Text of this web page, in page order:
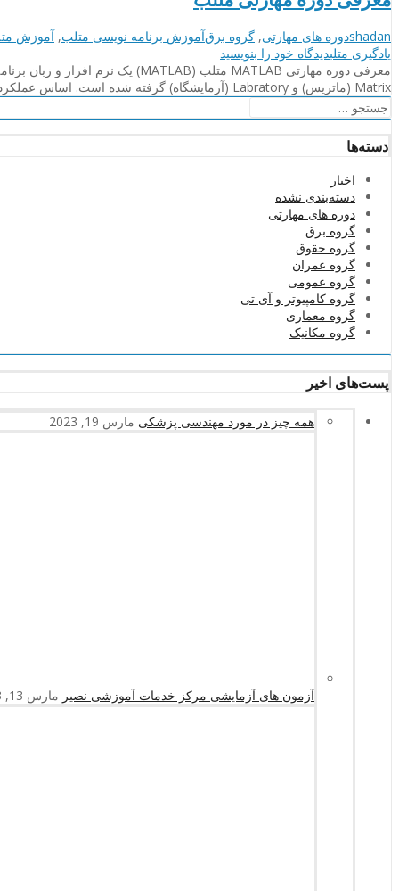
نویسنده
shadanدسته‌بندی‌ها
دوره های مهارتی, گروه برقبرچسب
آموزش برنامه نویسی متلب,آموزش
یادگیری متلبدیدگاه خود را on
معرفی
دوره
مهارتی
متلب
بنویسید
Matrix (ماتریس) و Labratory (آزمایشگاه) گرفته شده است. اساس عملکرد نرم افزار متلب نیز با استفاده از حل ماتریس ها است و همچنین …
جستجو
برای:
دسته‌ها
اخبار
دسته‌بندی نشده
دوره های مهارتی
گروه برق
گروه حقوق
گروه عمران
گروه عمومی
گروه کامپیوتر و آی تی
گروه معماری
گروه مکانیک
پست‌های اخیر
همه چیز در مورد مهندسی پزشکی مارس 19, 2023
آزمون های آزمایشی مرکز خدمات آموزشی نصیر مارس 13, 2023